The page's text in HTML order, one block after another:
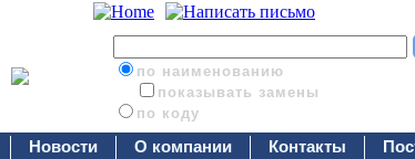
по наименованию
показывать замены
по коду
Новости О компании Контакты